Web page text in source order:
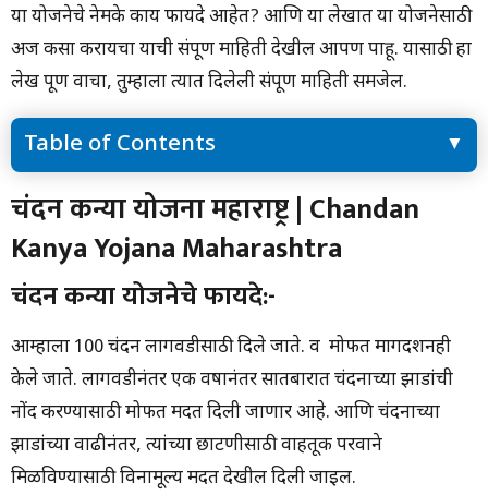
या योजनेचे नेमके काय फायदे आहेत? आणि या लेखात या योजनेसाठी
अर्ज कसा करायचा याची संपूर्ण माहिती देखील आपण पाहू. यासाठी हा
लेख पूर्ण वाचा, तुम्हाला त्यात दिलेली संपूर्ण माहिती समजेल.
Table of Contents
चंदन कन्या योजना महाराष्ट्र | Chandan Kanya Yojana Maharashtra
चंदन कन्या योजनेचे फायदे:-
चंदन कन्या योजनेचे फायदे | Chandan Kanya Yojana Maharashtra
चंदन कन्या योजनेचा कागदपत्र | Chandan Kanya Yojana
Maharashtra
चंदन तोडणे कायदेशीर आहे का? | Chandan Kanya Yojana
चंदन कन्या योजना महाराष्ट्र | Chandan
Kanya Yojana Maharashtra
चंदन कन्या योजनेचे फायदे:-
आम्हाला 100 चंदन लागवडीसाठी दिले जाते. व मोफत मार्गदर्शनही
केले जाते. लागवडीनंतर एक वर्षानंतर सातबारात चंदनाच्या झाडांची
नोंद करण्यासाठी मोफत मदत दिली जाणार आहे. आणि चंदनाच्या
झाडांच्या वाढीनंतर, त्यांच्या छाटणीसाठी वाहतूक परवाने
मिळविण्यासाठी विनामूल्य मदत देखील दिली जाईल.